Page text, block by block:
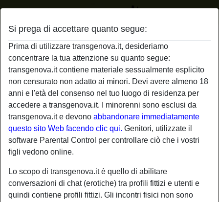
Si prega di accettare quanto segue:
Prima di utilizzare transgenova.it, desideriamo
concentrare la tua attenzione su quanto segue:
transgenova.it contiene materiale sessualmente esplicito
non censurato non adatto ai minori. Devi avere almeno 18
anni e l'età del consenso nel tuo luogo di residenza per
accedere a transgenova.it. I minorenni sono esclusi da
transgenova.it e devono abbandonare immediatamente
questo sito Web facendo clic qui. Genitori, utilizzate il
software Parental Control per controllare ciò che i vostri
figli vedono online.
Lo scopo di transgenova.it è quello di abilitare
conversazioni di chat (erotiche) tra profili fittizi e utenti e
quindi contiene profili fittizi. Gli incontri fisici non sono
Profilo di fuocoperpetuo